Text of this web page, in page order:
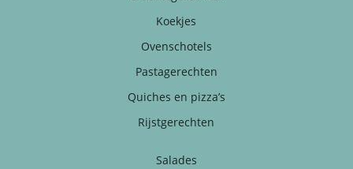
Koekjes
Ovenschotels
Pastagerechten
Quiches en pizza’s
Rijstgerechten
Salades